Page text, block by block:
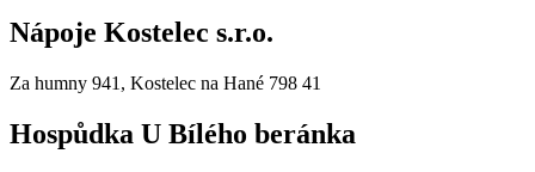
Nápoje Kostelec s.r.o.
Za humny 941, Kostelec na Hané 798 41
Hospůdka U Bílého beránka